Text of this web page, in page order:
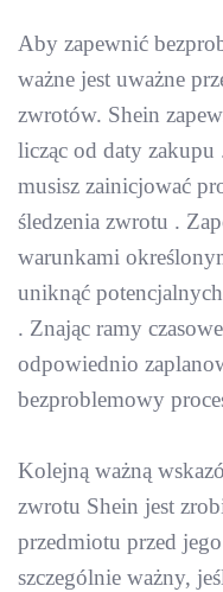
Aby zapewnić
ważne jest uważne
zwrotów. Shein
licząc od daty zakupu
musisz zainicjować
śledzenia zwrotu .
warunkami
uniknąć
. Znając ramy
odpowiednio
bezproblemowy
Kolejną ważną
zwrotu Shein jest
przedmiotu przed
szczególnie ważny,